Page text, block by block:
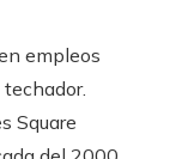
empleos
Square